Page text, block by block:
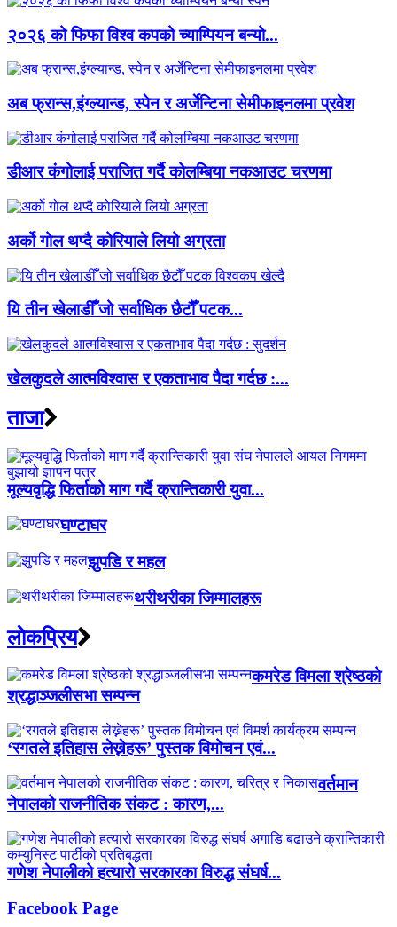
२०२६ को फिफा विश्व कपको च्याम्पियन बन्यो...
अब फ्रान्स,इंग्ल्यान्ड, स्पेन र अर्जेन्टिना सेमीफाइनलमा प्रवेश
डीआर कंगोलाई पराजित गर्दै कोलम्बिया नकआउट चरणमा
अर्को गोल थप्दै कोरियाले लियो अग्रता
यि तीन खेलाडीँँ जो सर्वाधिक छैटौँ पटक...
खेलकुदले आत्मविश्वास र एकताभाव पैदा गर्दछ :...
ताजा
मूल्यवृद्धि फिर्ताको माग गर्दै क्रान्तिकारी युवा...
घण्टाघर
झुपडि र महल
थरीथरीका जिम्मालहरू
लाेकप्रिय
कमरेड विमला श्रेष्ठको
श्रद्धाञ्जलीसभा सम्पन्न
‘रगतले इतिहास लेख्नेहरू’ पुस्तक विमोचन एवं...
वर्तमान
नेपालको राजनीतिक संकट : कारण,...
गणेश नेपालीको हत्यारो सरकारका विरुद्ध संघर्ष...
Facebook Page